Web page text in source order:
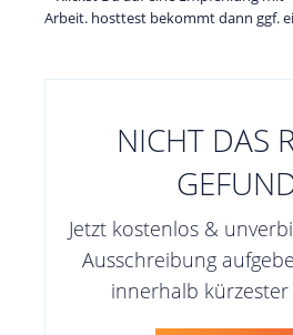
Arbeit. hosttest bekommt dann ggf.
NICHT DAS
Jetzt kostenlos &
Ausschreibung
innerhalb